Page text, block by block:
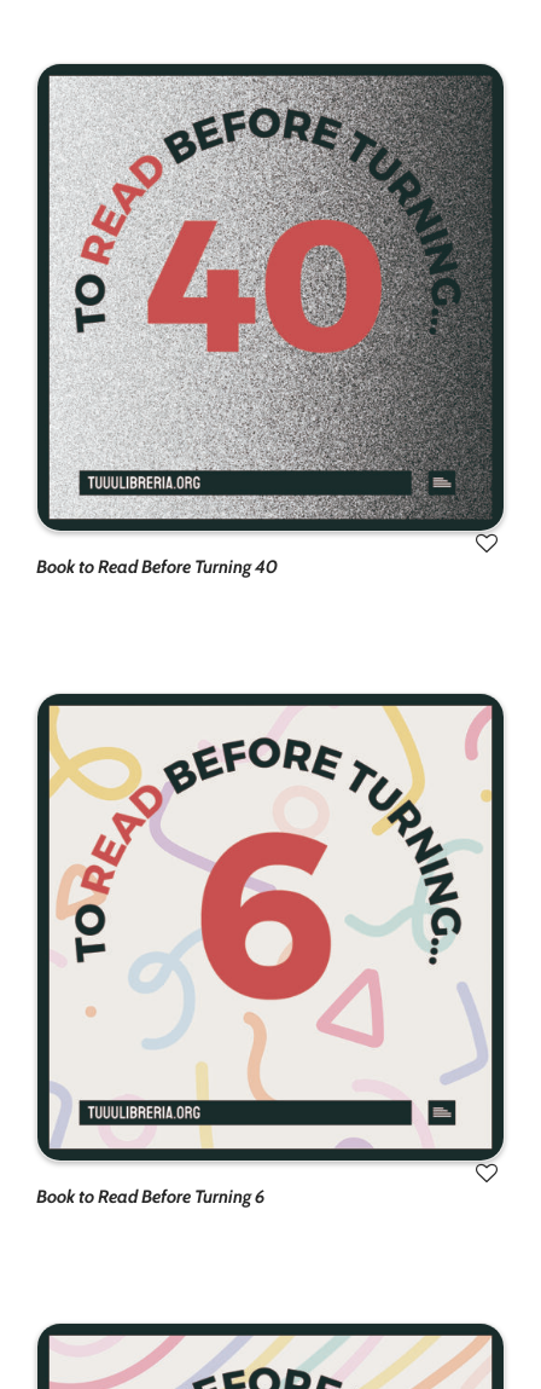
Book to Read Before Turning 40
Book to Read Before Turning 6